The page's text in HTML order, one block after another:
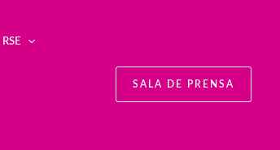
RSE
SALA DE PRENSA